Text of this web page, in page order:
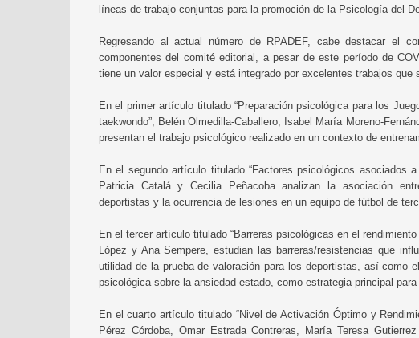
líneas de trabajo conjuntas para la promoción de la Psicología del
Regresando al actual número de RPADEF, cabe destacar el
componentes del comité editorial, a pesar de este período de
tiene un valor especial y está integrado por excelentes trabajos que
En el primer artículo titulado “Preparación psicológica para los
taekwondo”, Belén Olmedilla-Caballero, Isabel María Moreno-
presentan el trabajo psicológico realizado en un contexto de
En el segundo artículo titulado “Factores psicológicos asociados
Patricia Catalá y Cecilia Peñacoba analizan la asociación
deportistas y la ocurrencia de lesiones en un equipo de fútbol de
En el tercer artículo titulado “Barreras psicológicas en el
López y Ana Sempere, estudian las barreras/resistencias que
utilidad de la prueba de valoración para los deportistas, así como
psicológica sobre la ansiedad estado, como estrategia principal
En el cuarto artículo titulado “Nivel de Activación Óptimo y
Pérez Córdoba, Omar Estrada Contreras, María Teresa